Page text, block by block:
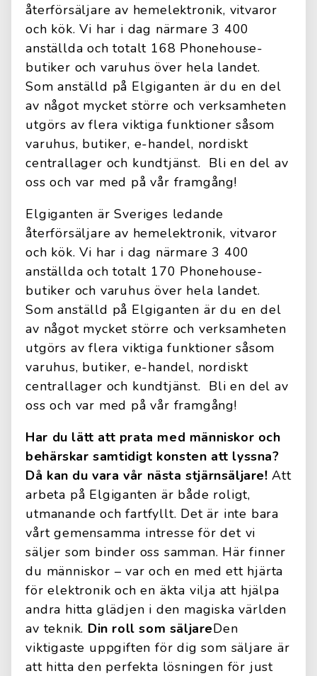
återförsäljare av hemelektronik, vitvaror
och kök. Vi har i dag närmare 3 400
anställda och totalt 168 Phonehouse-
butiker och varuhus över hela landet.
Som anställd på Elgiganten är du en del
av något mycket större och verksamheten
utgörs av flera viktiga funktioner såsom
varuhus, butiker, e-handel, nordiskt
centrallager och kundtjänst. Bli en del av
oss och var med på vår framgång!
Elgiganten är Sveriges ledande
återförsäljare av hemelektronik, vitvaror
och kök. Vi har i dag närmare 3 400
anställda och totalt 170 Phonehouse-
butiker och varuhus över hela landet.
Som anställd på Elgiganten är du en del
av något mycket större och verksamheten
utgörs av flera viktiga funktioner såsom
varuhus, butiker, e-handel, nordiskt
centrallager och kundtjänst. Bli en del av
oss och var med på vår framgång!
Har du lätt att prata med människor och
behärskar samtidigt konsten att lyssna?
Då kan du vara vår nästastjärnsäljare!Att
arbeta på Elgiganten är både roligt,
utmanande och fartfyllt. Det är inte bara
vårt gemensamma intresse för det vi
säljer som binder oss samman. Här finner
du människor – var och en med ett hjärta
för elektronik och en äkta vilja att hjälpa
andra hitta glädjen i den magiska världen
av teknik. Din roll som säljareDen
viktigaste uppgiften för dig som säljare är
att hitta den perfekta lösningen för just